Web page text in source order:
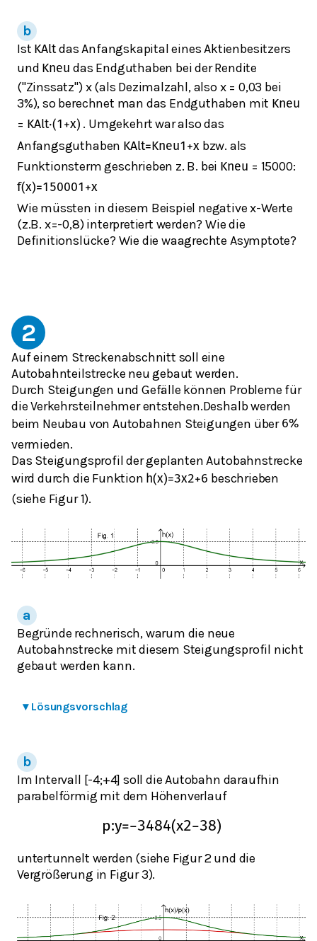
Ist KAltdas Anfangskapital eines Aktienbesitzers
und Kneu das Endguthaben bei der Rendite
("Zinssatz") x (als Dezimalzahl, also x = 0,03 bei
3%), so berechnet man das Endguthaben mit Kneu
= KAlt⋅(1 +x) . Umgekehrt war also das
Anfangsguthaben KAlt= Kneu1 +xbzw. als
Funktionsterm geschrieben z. B. bei Kneu = 15000:
f(x)=150001 +x
Wie müssten in diesem Beispiel negative x-Werte
(z.B. x=-0,8) interpretiert werden? Wie die
Definitionslücke? Wie die waagrechte Asymptote?
2
Auf einem Streckenabschnitt soll eine
Autobahnteilstrecke neu gebaut werden.
Durch Steigungen und Gefälle können Probleme für
die Verkehrsteilnehmer entstehen.Deshalb werden
beim Neubau von Autobahnen Steigungen über 6%
vermieden.
Das Steigungsprofil der geplanten Autobahnstrecke
wird durch die Funktion h(x)=3x2+6 beschrieben
(siehe Figur 1).
Begründe rechnerisch, warum die neue
Autobahnstrecke mit diesem Steigungsprofil nicht
gebaut werden kann.
▾ Lösungsvorschlag
Im Intervall [-4;+4] soll die Autobahn daraufhin
parabelförmig mit dem Höhenverlauf
p:y=−3484(x2−38)
untertunnelt werden (siehe Figur 2 und die
Vergrößerung in Figur 3).